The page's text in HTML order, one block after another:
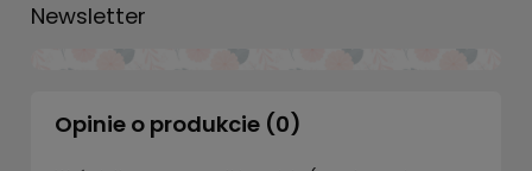
Newsletter
Opinie o produkcie (0)